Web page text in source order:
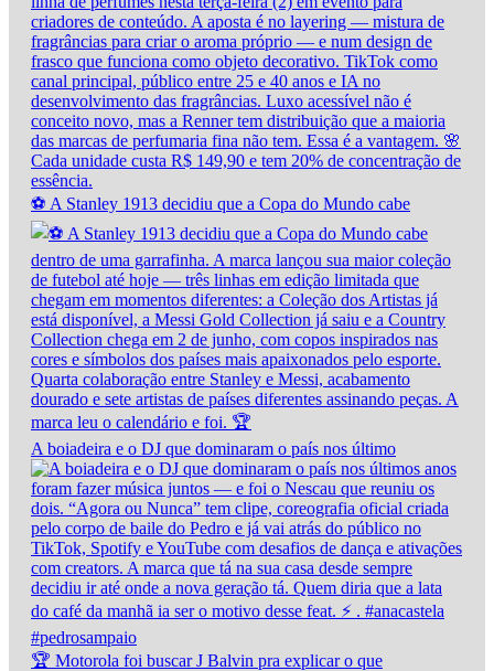
⚽ A Stanley 1913 decidiu que a Copa do Mundo cabe
A boiadeira e o DJ que dominaram o país nos último
🏆 Motorola foi buscar J Balvin pra explicar o que